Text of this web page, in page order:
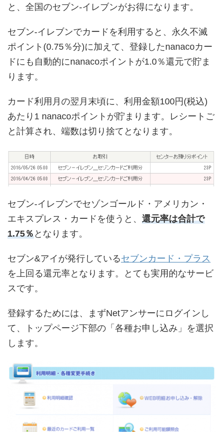
と、全国のセブン-イレブンがお得になります。
セブン-イレブンでカードを利用すると、永久不滅
ポイント(0.75％分)に加えて、登録したnanacoカー
ドにも自動的にnanacoポイントが1.0％還元で貯ま
ります。
カード利用月の翌月末頃に、利用金額100円(税込)
あたり1 nanacoポイントが貯まります。レシートご
と計算され、端数は切り捨てとなります。
セブン-イレブンでセゾンゴールド・アメリカン・
エキスプレス・カードを使うと、 還元率は合計で
1.75％となります。
セブン&アイが発行しているセブンカード・プラス
を上回る還元率となります。とても実用的なサービ
スです。
登録するためには、まずNetアンサーにログインし
て、トップページ下部の「各種お申し込み」を選択
します。